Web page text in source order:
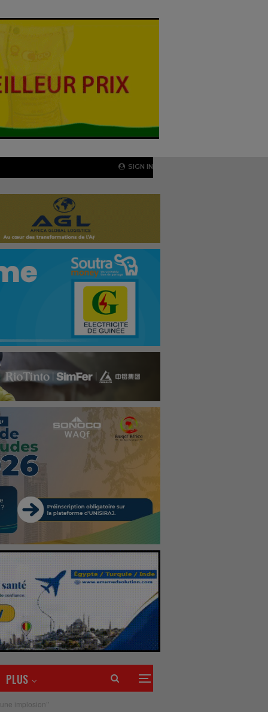
SIGN IN
PLUS
implosion’’